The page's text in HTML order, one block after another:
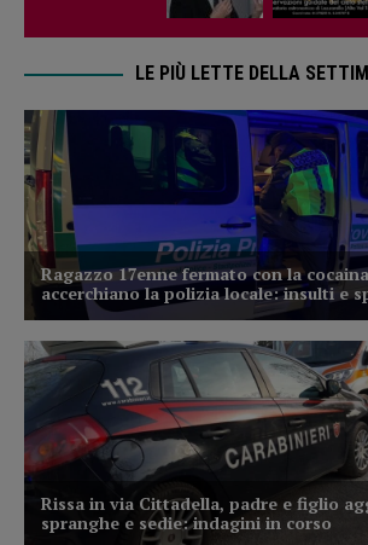
LE PIÙ LETTE DELLA